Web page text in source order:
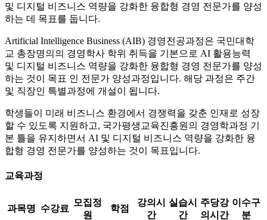
및 디지털 비즈니스 역량을 강화한 융합형 경영 전문가를 양성
하는 데 목표를 둡니다.
Artificial Intelligence Business (AIB) 경영전공과정은 국민대학
교 총장명의의 경영학사 학위 취득을 기본으로 AI 활용능력
및 디지털 비즈니스 역량을 강화한 융합형 경영 전문가를 양성
하는 것이 목표 인 전문가 양성과정입니다. 해당 과정은 주간
및 직장인 특별과정에 개설이 됩니다.
학생들이 미래 비즈니스 환경에서 경쟁력을 갖춘 인재로 성장
할 수 있도록 지원하고, 국가평생교육진흥원의 경영학과정 기
본 틀을 유지하면서 AI 및 디지털 비즈니스 역량을 강화한 융
합형 경영 전문가를 양성하는 것이 목표입니다.
교육과정
과목명 수강료
모집정
원
학점
강의시
간
실습시
간
주당강
의시간
이수구
분